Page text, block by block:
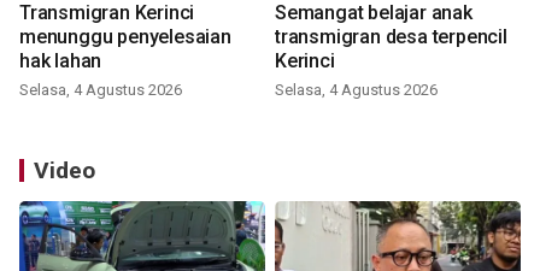
Transmigran Kerinci
menunggu penyelesaian
hak lahan
Selasa, 4 Agustus 2026
Semangat belajar anak
transmigran desa terpencil
Kerinci
Selasa, 4 Agustus 2026
Video